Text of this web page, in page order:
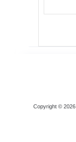
Copyright © 2026